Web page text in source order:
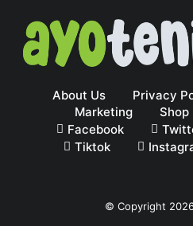
About Us Privacy
Marketing
Shop
Facebook
Tiktok
© Copyright